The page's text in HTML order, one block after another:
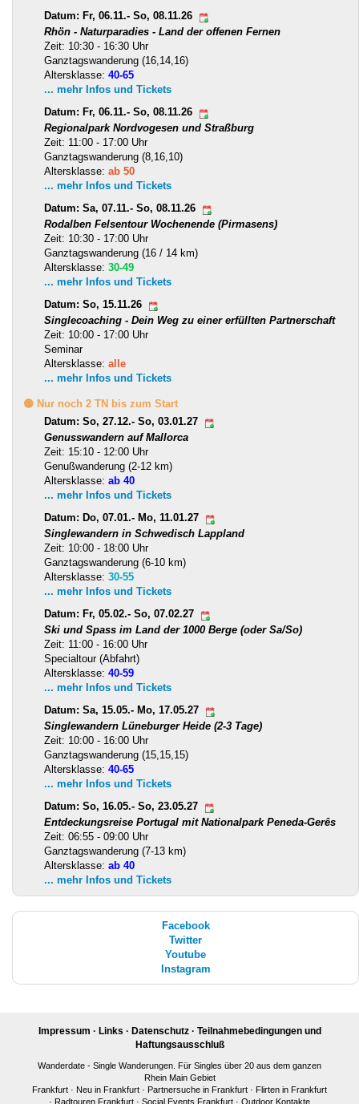
Datum: Fr, 06.11.- So, 08.11.26
Rhön - Naturparadies - Land der offenen Fernen
Zeit: 10:30 - 16:30 Uhr
Ganztagswanderung (16,14,16)
Altersklasse: 40-65
... mehr Infos und Tickets
Datum: Fr, 06.11.- So, 08.11.26
Regionalpark Nordvogesen und Straßburg
Zeit: 11:00 - 17:00 Uhr
Ganztagswanderung (8,16,10)
Altersklasse: ab 50
... mehr Infos und Tickets
Datum: Sa, 07.11.- So, 08.11.26
Rodalben Felsentour Wochenende (Pirmasens)
Zeit: 10:30 - 17:00 Uhr
Ganztagswanderung (16 / 14 km)
Altersklasse: 30-49
... mehr Infos und Tickets
Datum: So, 15.11.26
Singlecoaching - Dein Weg zu einer erfüllten Partnerschaft
Zeit: 10:00 - 17:00 Uhr
Seminar
Altersklasse: alle
... mehr Infos und Tickets
🟡 Nur noch 2 TN bis zum Start
Datum: So, 27.12.- So, 03.01.27
Genusswandern auf Mallorca
Zeit: 15:10 - 12:00 Uhr
Genußwanderung (2-12 km)
Altersklasse: ab 40
... mehr Infos und Tickets
Datum: Do, 07.01.- Mo, 11.01.27
Singlewandern in Schwedisch Lappland
Zeit: 10:00 - 18:00 Uhr
Ganztagswanderung (6-10 km)
Altersklasse: 30-55
... mehr Infos und Tickets
Datum: Fr, 05.02.- So, 07.02.27
Ski und Spass im Land der 1000 Berge (oder Sa/So)
Zeit: 11:00 - 16:00 Uhr
Specialtour (Abfahrt)
Altersklasse: 40-59
... mehr Infos und Tickets
Datum: Sa, 15.05.- Mo, 17.05.27
Singlewandern Lüneburger Heide (2-3 Tage)
Zeit: 10:00 - 16:00 Uhr
Ganztagswanderung (15,15,15)
Altersklasse: 40-65
... mehr Infos und Tickets
Datum: So, 16.05.- So, 23.05.27
Entdeckungsreise Portugal mit Nationalpark Peneda-Gerês
Zeit: 06:55 - 09:00 Uhr
Ganztagswanderung (7-13 km)
Altersklasse: ab 40
... mehr Infos und Tickets
Facebook
Twitter
Youtube
Instagram
Impressum · Links · Datenschutz· Teilnahmebedingungen und
Haftungsausschluß
Wanderdate - Single Wanderungen. Für Singles über 20 aus dem ganzen
Rhein Main Gebiet
Frankfurt · Neu in Frankfurt · Partnersuche in Frankfurt · Flirten in Frankfurt
· Radtouren Frankfurt · Social Events Frankfurt · Outdoor Kontakte